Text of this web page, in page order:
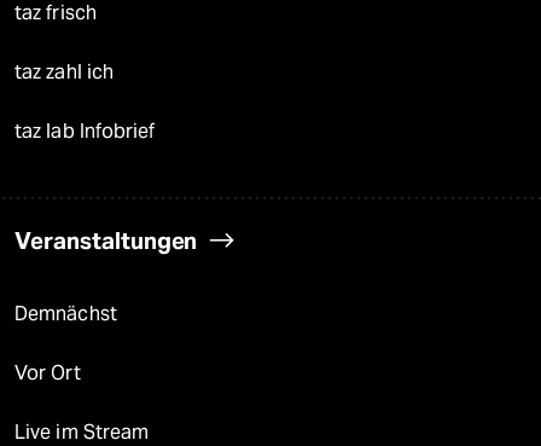
taz frisch
taz zahl ich
taz lab Infobrief
Veranstaltungen
Demnächst
Vor Ort
Live im Stream